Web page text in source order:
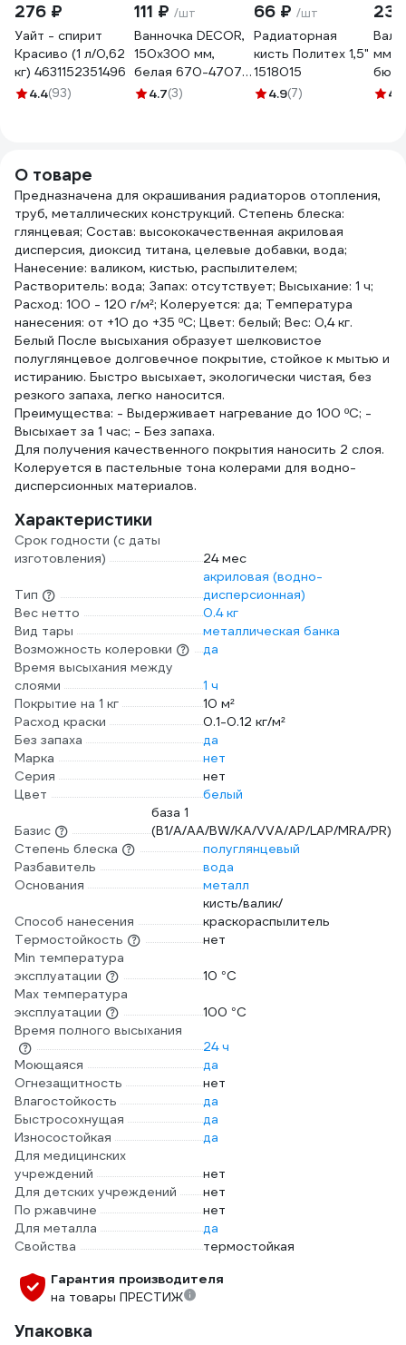
276 ₽
Уайт - спирит
Красиво (1 л/0,62
кг) 4631152351496
4.4(93)
111 ₽ /шт
Ванночка DECOR,
150х300 мм,
белая 670-4707
11606307
4.7(3)
66 ₽ /шт
Радиаторная
кисть Политех 1,5"
1518015
4.9(7)
мм,
5 4.8
О товаре
Предназначена для окрашивания радиаторов отопления,
труб, металлических конструкций. Степень блеска:
глянцевая; Состав: высококачественная акриловая
дисперсия, диоксид титана, целевые добавки, вода;
Нанесение: валиком, кистью, распылителем;
Растворитель: вода; Запах: отсутствует; Высыхание: 1 ч;
Расход: 100 - 120 г/м²; Колеруется: да; Температура
нанесения: от +10 до +35 ºС; Цвет: белый; Вес: 0,4 кг.
Белый После высыхания образует шелковистое
полуглянцевое долговечное покрытие, стойкое к мытью и
истиранию. Быстро высыхает, экологически чистая, без
резкого запаха, легко наносится.
Преимущества: - Выдерживает нагревание до 100 ºС; -
Высыхает за 1 час; - Без запаха.
Для получения качественного покрытия наносить 2 слоя.
Колеруется в пастельные тона колерами для водно-
дисперсионных материалов.
Характеристики
Срок годности (с даты
изготовления)
24 мес
Тип
акриловая (водно-
дисперсионная)
Вес нетто
0.4 кг
Вид тары
металлическая банка
Возможность колеровки
да
Время высыхания между
слоями
1 ч
Покрытие на 1 кг
10 м²
Расход краски
0.1-0.12 кг/м²
Без запаха
да
Марка
нет
Серия
нет
Цвет
белый
Базис
база 1
(B1/A/AA/BW/KA/VVA/AP/LAP/MRA/PR)
Степень блеска
полуглянцевый
Разбавитель
вода
Основания
металл
Способ нанесения
кисть/валик/
краскораспылитель
Термостойкость
нет
Min температура
эксплуатации
10 °С
Max температура
эксплуатации
100 °С
Время полного высыхания
24 ч
Моющаяся
да
Огнезащитность
нет
Влагостойкость
да
Быстросохнущая
да
Износостойкая
да
Для медицинских
учреждений
нет
Для детских учреждений
нет
По ржавчине
нет
Для металла
да
Свойства
термостойкая
Гарантия производителя
на товары ПРЕСТИЖ
Упаковка